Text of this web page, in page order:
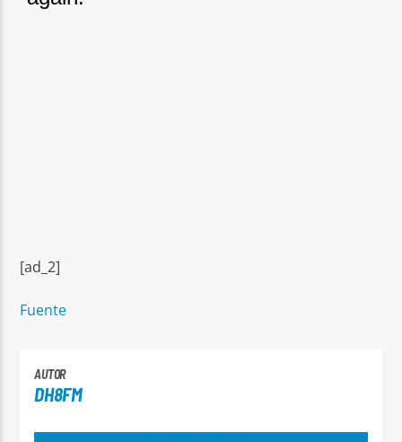
[ad_2]
Fuente
AUTOR
DH8FM